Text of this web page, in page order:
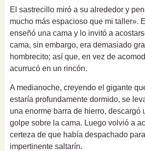
El sastrecillo miró a su alrededor y
mucho más espacioso que mi taller».
enseñó una cama y lo invitó a
cama, sin embargo, era demasiado
hombrecito; así que, en vez de
acurrucó en un rincón.
A medianoche, creyendo el gigante
estaría profundamente dormido, se
una enorme barra de hierro, descargó
golpe sobre la cama. Luego volvió a
certeza de que había despachado
impertinente saltarín.